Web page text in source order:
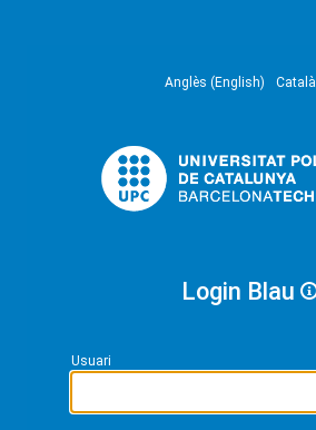
Anglès (English) Català
Login Blau
Usuari